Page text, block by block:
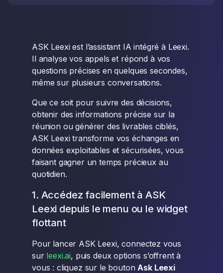
ASK Leexi est l’assistant IA intégré à Leexi.
Il analyse vos appels et répond à vos
questions précises en quelques secondes,
même sur plusieurs conversations.
Que ce soit pour suivre des décisions,
obtenir des informations précise sur la
réunion ou générer des livrables ciblés,
ASK Leexi transforme vos échanges en
données exploitables et sécurisées, vous
faisant gagner un temps précieux au
quotidien.
1. Accédez facilement à ASK
Leexi depuis le menu ou le widget
flottant
Pour lancer ASK Leexi, connectez vous
sur leexi.ai, puis deux options s’offrent à
vous : cliquez sur le boutonAsk Leexi